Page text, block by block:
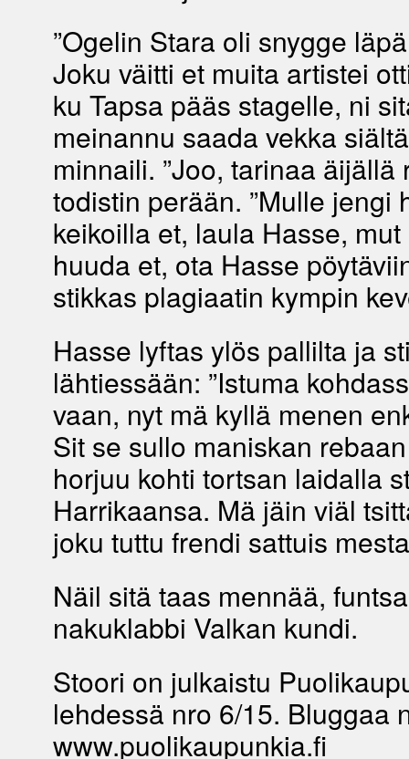
”Ogelin Stara oli snygge
Joku väitti et muita artistei
ku Tapsa pääs stagelle, ni
meinannu saada vekka
minnaili. ”Joo, tarinaa äijällä
todistin perään. ”Mulle jengi
keikoilla et, laula Hasse,
huuda et, ota Hasse
stikkas plagiaatin kympin
Hasse lyftas ylös pallilta ja
lähtiessään: ”Istuma
vaan, nyt mä kyllä menen
Sit se sullo maniskan
horjuu kohti tortsan laidalla
Harrikaansa. Mä jäin viäl
joku tuttu frendi sattuis
Näil sitä taas mennää,
nakuklabbi Valkan kundi.
Stoori on julkaistu
lehdessä nro 6/15. Bluggaa
www.puolikaupunkia.fi